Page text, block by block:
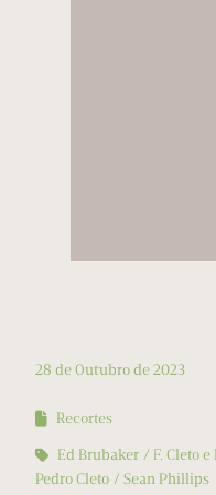
28 de Outubro de 2023
Recortes
Ed Brubaker
F. Cleto e
Pedro Cleto
Sean Phillips